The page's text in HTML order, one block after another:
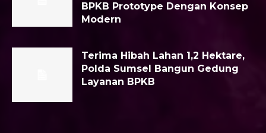
BPKB Prototype Dengan Konsep
Modern
Terima Hibah Lahan 1,2 Hektare,
Polda Sumsel Bangun Gedung
Layanan BPKB